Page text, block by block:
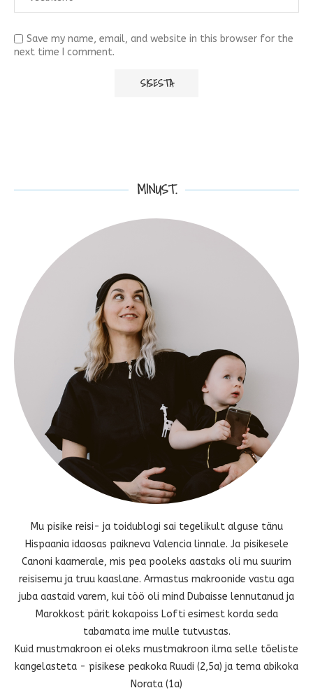
Save my name, email, and website in this browser for the
next time I comment.
MINUST.
Mu pisike reisi- ja toidublogi sai tegelikult alguse tänu
Hispaania idaosas paikneva Valencia linnale. Ja pisikesele
Canoni kaamerale, mis pea pooleks aastaks oli mu suurim
reisisemu ja truu kaaslane. Armastus makroonide vastu aga
juba aastaid varem, kui töö oli mind Dubaisse lennutanud ja
Marokkost pärit kokapoiss Lofti esimest korda seda
tabamata ime mulle tutvustas.
Kuid mustmakroon ei oleks mustmakroon ilma selle tõeliste
kangelasteta - pisikese peakoka Ruudi (2,5a) ja tema abikoka
Norata (1a)